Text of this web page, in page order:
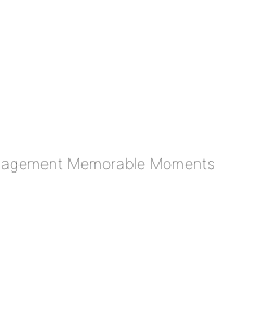
Memorable Moments